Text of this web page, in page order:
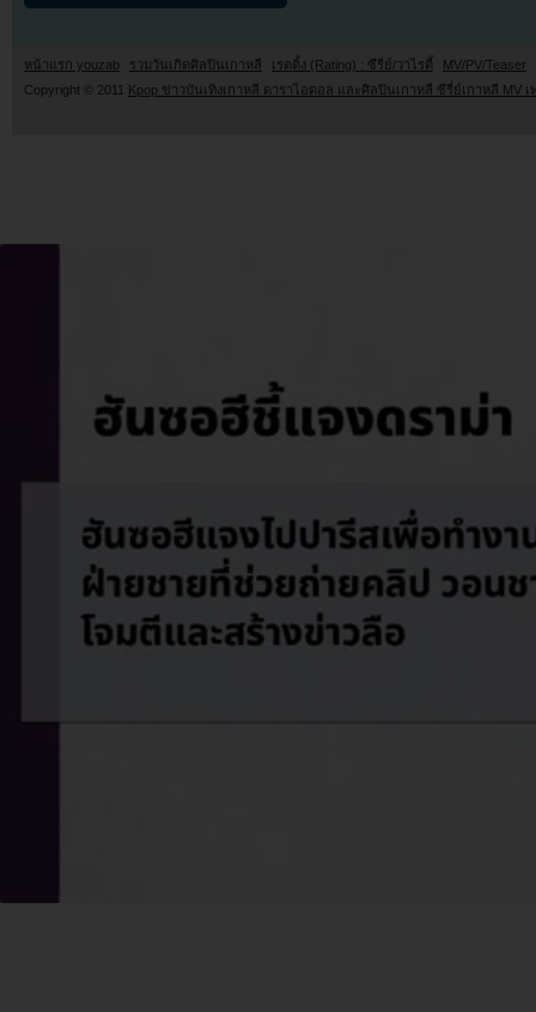
หน้าแรก youzab รวมวันเกิดศิลปินเกาหลี เรตติ้ง (Rating) : ซีรี่ย์/วาไรตี้
MV/PV/Teaser
Copyright © 2011 Kpop ข่าวบันเทิงเกาหลี ดาราไอดอล และศิลปินเกาหลี ซีรี่ย์เกาหลี MV